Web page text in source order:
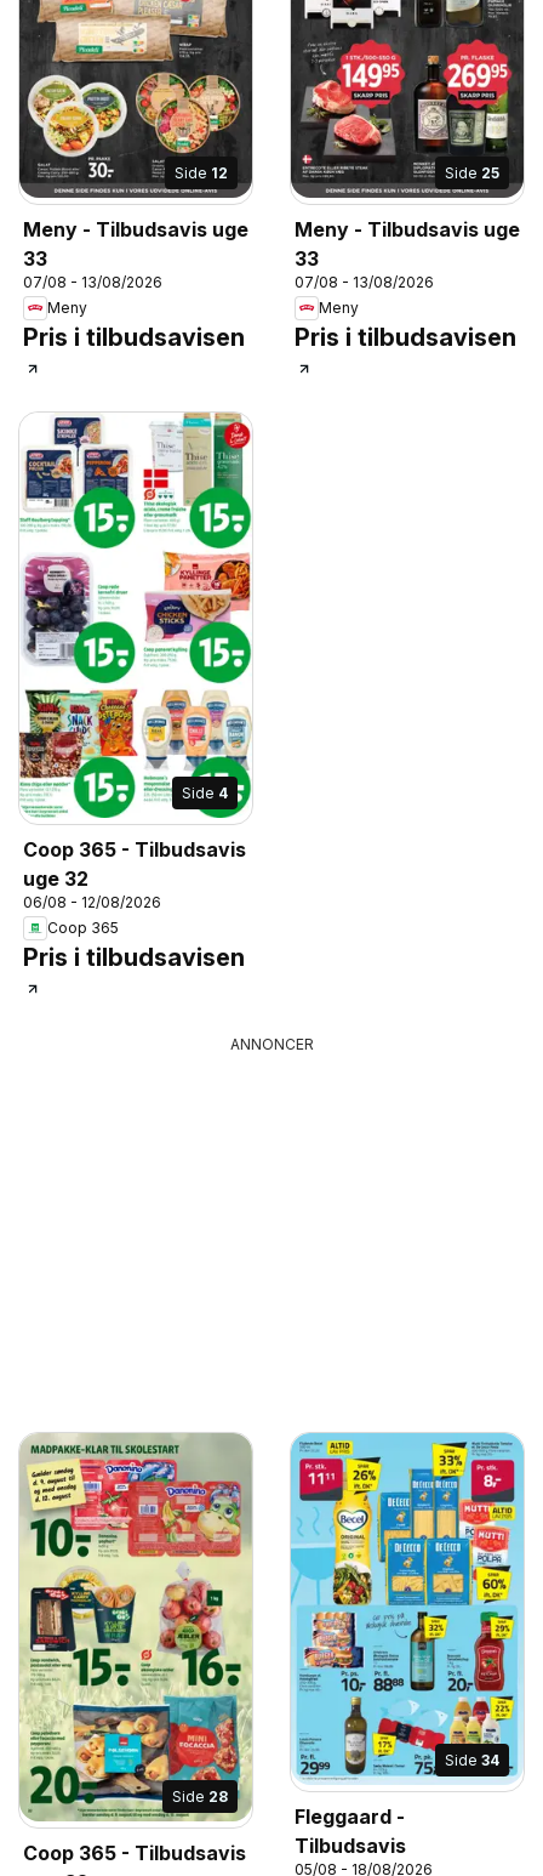
Side 12
Meny - Tilbudsavis uge
33
07/08 - 13/08/2026
Meny
Pris i tilbudsavisen
Side 25
Meny - Tilbudsavis uge
33
07/08 - 13/08/2026
Meny
Pris i tilbudsavisen
Side 4
Coop 365 - Tilbudsavis
uge 32
06/08 - 12/08/2026
Coop 365
Pris i tilbudsavisen
ANNONCER
Side 28
Coop 365 - Tilbudsavis
Side 34
Fleggaard -
Tilbudsavis
05/08 - 18/08/2026